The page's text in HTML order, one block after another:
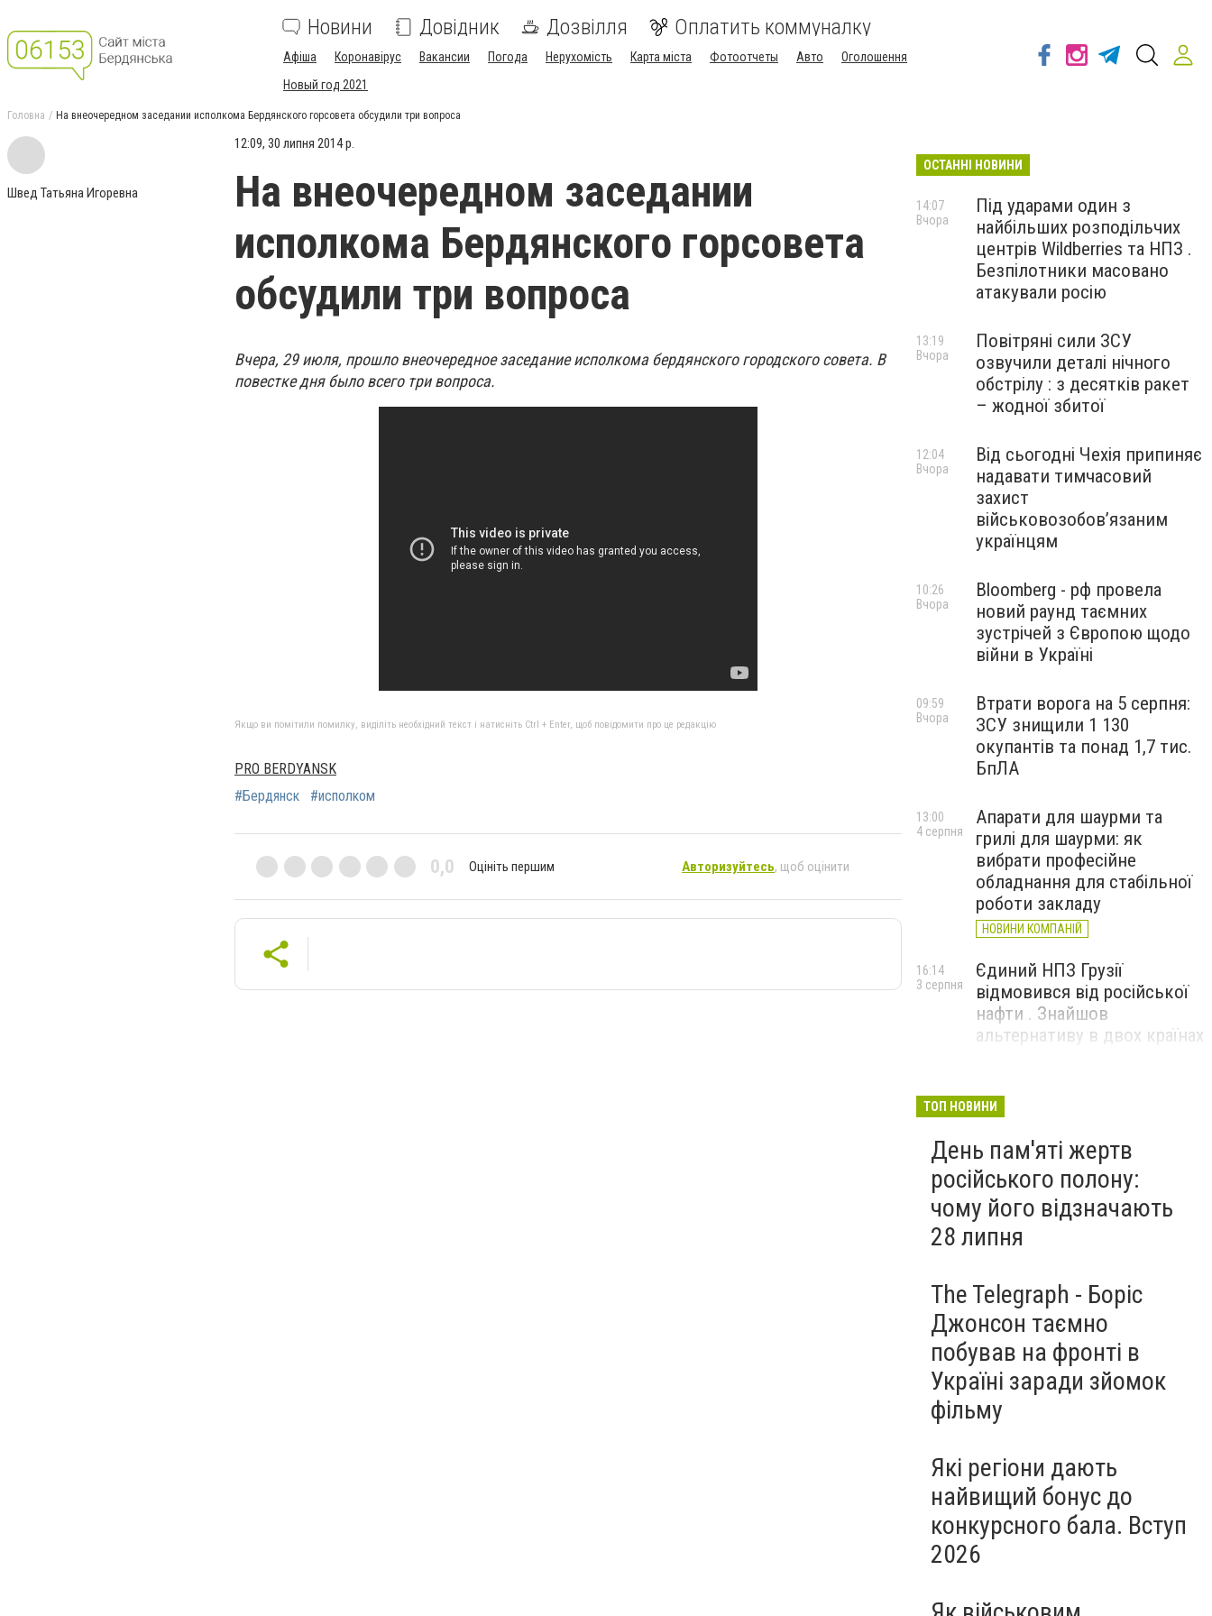
Новини Довідник Дозвілля Оплатить коммуналку
Афіша Коронавірус Вакансии Погода Нерухомість Карта міста Фотоотчеты Авто
Оголошення
Новый год 2021
Головна На внеочередном заседании исполкома Бердянского горсовета обсудили три вопроса
Швед Татьяна Игоревна
12:09, 30 липня 2014 р.
На внеочередном заседании
исполкома Бердянского горсовета
обсудили три вопроса
Вчера, 29 июля, прошло внеочередное заседание исполкома бердянского городского совета. В
повестке дня было всего три вопроса.
Якщо ви помітили помилку, виділіть необхідний текст і натисніть Ctrl + Enter, щоб повідомити про це редакцію
PRO BERDYANSK
#Бердянск
#исполком
0,0 Оцініть першим Авторизуйтесь, щоб оцінити
ОСТАННІ НОВИНИ
Під ударами один з
найбільших розподільчих
центрів Wildberries та НПЗ .
Безпілотники масовано
атакували росію
14:07
Вчора
Повітряні сили ЗСУ
озвучили деталі нічного
обстрілу : з десятків ракет
– жодної збитої
13:19
Вчора
Від сьогодні Чехія припиняє
надавати тимчасовий
захист
військовозобов’язаним
українцям
12:04
Вчора
Bloomberg - рф провела
новий раунд таємних
зустрічей з Європою щодо
війни в Україні
10:26
Вчора
Втрати ворога на 5 серпня:
ЗСУ знищили 1 130
окупантів та понад 1,7 тис.
БпЛА
09:59
Вчора
Апарати для шаурми та
грилі для шаурми: як
вибрати професійне
обладнання для стабільної
роботи закладу
НОВИНИ КОМПАНІЙ
13:00
4 серпня
Єдиний НПЗ Грузії
відмовився від російської
нафти . Знайшов
альтернативу в двох країнах
16:14
3 серпня
ЗСУ на Wildberries . 200 млрд
рф
3 серпня
ТОП НОВИНИ
День пам'яті жертв
російського полону:
чому його відзначають
28 липня
The Telegraph - Боріс
Джонсон таємно
побував на фронті в
Україні заради зйомок
фільму
Які регіони дають
найвищий бонус до
конкурсного бала. Вступ
2026